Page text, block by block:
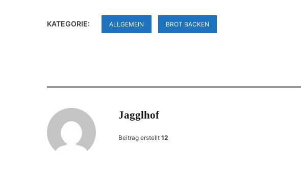
KATEGORIE: ALLGEMEIN BROT BACKEN
Jagglhof
Beitrag erstellt 12